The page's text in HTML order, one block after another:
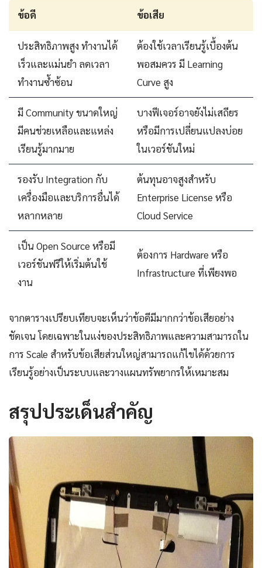
ข้อดี ข้อเสีย
ประสิทธิภาพสูง ทำงานได้
เร็วและแม่นยำ ลดเวลา
ทำงานซ้ำซ้อน
ต้องใช้เวลาเรียนรู้เบื้องต้น
พอสมควร มี Learning
Curve สูง
มี Community ขนาดใหญ่
มีคนช่วยเหลือและแหล่ง
เรียนรู้มากมาย
บางฟีเจอร์อาจยังไม่เสถียร
หรือมีการเปลี่ยนแปลงบ่อย
ในเวอร์ชันใหม่
รองรับ Integration กับ
เครื่องมือและบริการอื่นได้
หลากหลาย
ต้นทุนอาจสูงสำหรับ
Enterprise License หรือ
Cloud Service
เป็น Open Source หรือมี
เวอร์ชันฟรีให้เริ่มต้นใช้
งาน
ต้องการ Hardware หรือ
Infrastructure ที่เพียงพอ
จากตารางเปรียบเทียบจะเห็นว่าข้อดีมีมากกว่าข้อเสียอย่าง
ชัดเจน โดยเฉพาะในแง่ของประสิทธิภาพและความสามารถใน
การ Scale สำหรับข้อเสียส่วนใหญ่สามารถแก้ไขได้ด้วยการ
เรียนรู้อย่างเป็นระบบและวางแผนทรัพยากรให้เหมาะสม
สรุปประเด็นสำคัญ